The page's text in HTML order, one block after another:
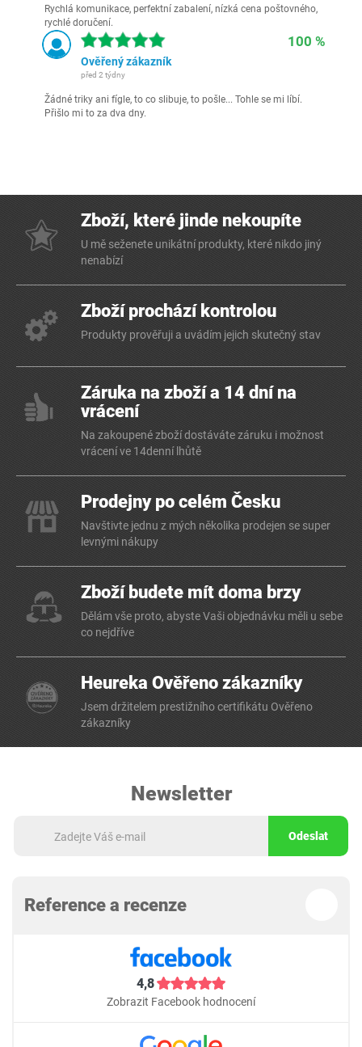
Rychlá komunikace, perfektní zabalení, nízká cena poštovného,
rychlé doručení.
100 %
Ověřený zákazník
před 2 týdny
Žádné triky ani fígle, to co slibuje, to pošle... Tohle se mi líbí.
Přišlo mi to za dva dny.
Zboží, které jinde nekoupíte
U mě seženete unikátní produkty, které nikdo jiný
nenabízí
Zboží prochází kontrolou
Produkty prověřuji a uvádím jejich skutečný stav
Záruka na zboží a 14 dní na
vrácení
Na zakoupené zboží dostáváte záruku i možnost
vrácení ve 14denní lhůtě
Prodejny po celém Česku
Navštivte jednu z mých několika prodejen se super
levnými nákupy
Zboží budete mít doma brzy
Dělám vše proto, abyste Vaši objednávku měli u sebe
co nejdříve
Heureka Ověřeno zákazníky
Jsem držitelem prestižního certifikátu Ověřeno
zákazníky
Newsletter
Odeslat
Reference a recenze
4,8
Zobrazit Facebook hodnocení